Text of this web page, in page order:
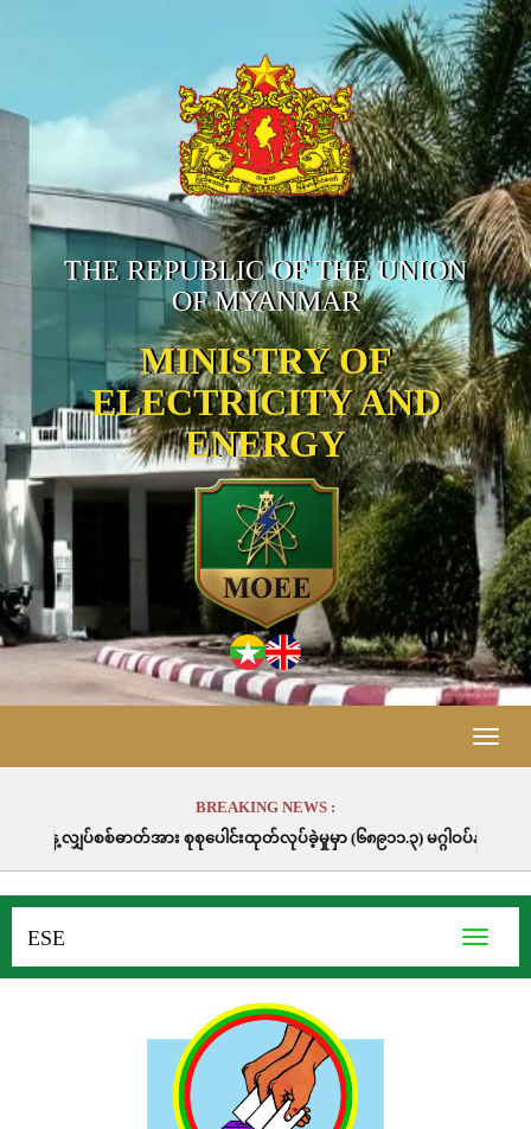
THE REPUBLIC OF THE UNION
OF MYANMAR
MINISTRY OF
ELECTRICITY AND
ENERGY
Toggle
BREAKING NEWS :
ေါင်းထုတ်လုပ်ခဲ့မှုမှာ (၆၈၉၁၁.၃) မဂ္ဂါဝပ်နာရီဖြစ်ပါသည်။
Toggle
ESE